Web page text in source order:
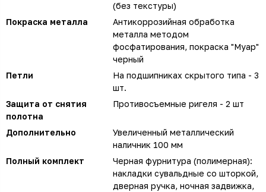
(без текстуры)
Покраска металла
Антикоррозийная обработка
металла методом
фосфатирования, покраска "Муар"
черный
Петли
На подшипниках скрытого типа - 3
шт.
Защита от снятия
полотна
Противосъемные ригеля - 2 шт
Дополнительно
Увеличенный металлический
наличник 100 мм
Полный комплект
Черная фурнитура (полимерная):
накладки сувальдные со шторкой,
дверная ручка, ночная задвижка,